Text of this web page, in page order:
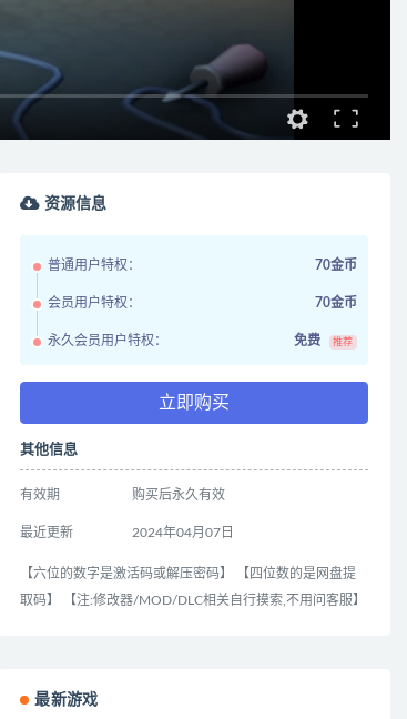
资源信息
普通用户特权： 70金币
会员用户特权： 70金币
永久会员用户特权： 免费 推荐
立即购买
其他信息
有效期 购买后永久有效
最近更新 2024年04月07日
【六位的数字是激活码或解压密码】 【四位数的是网盘提
取码】 【注:修改器/MOD/DLC相关自行摸索,不用问客服】
最新游戏